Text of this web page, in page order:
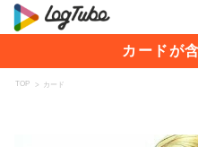
カードが
TOP > カード